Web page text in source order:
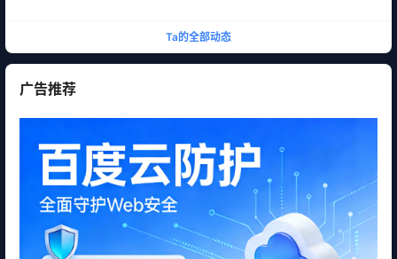
Ta的全部动态
广告推荐